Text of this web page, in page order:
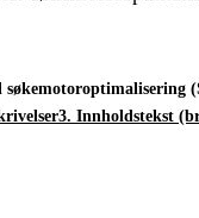
3. Innholdstekst